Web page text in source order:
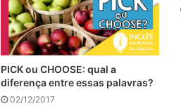
PICK ou CHOOSE: qual a
diferença entre essas palavras?
02/12/2017